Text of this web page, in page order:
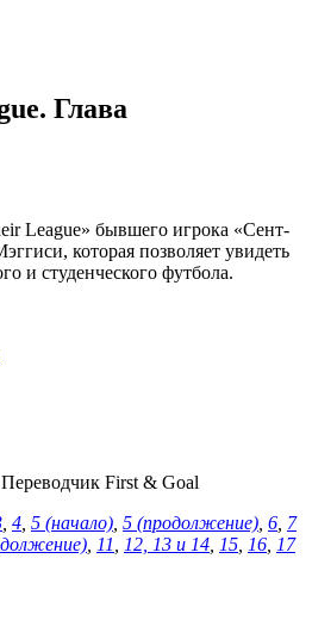
Глава
League» бывшего игрока «Сент-
которая позволяет увидеть
и студенческого футбола.
Переводчик First & Goal
4 5 (начало) 5 (продолжение) 6 7
11 12, 13 и 14 15 16 17